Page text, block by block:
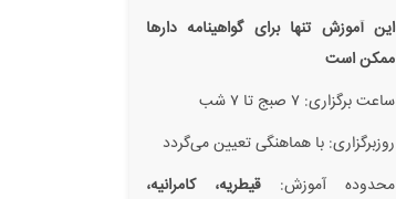
این آموزش تنها برای گواهینامه دار‌ها
ممکن است
ساعت برگزاری: ۷ صبج تا ۷ شب
روزبرگزاری: با هماهنگی تعیین می‌گردد
محدوده آموزش: قیطریه، کامرانیه،